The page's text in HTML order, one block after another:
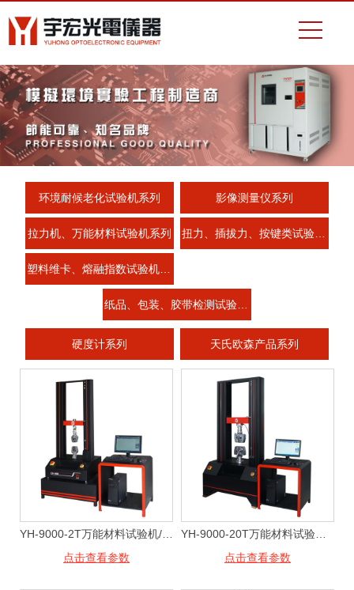
环境耐候老化试验机系列 影像测量仪系列
拉力机、万能材料试验机系列 扭力、插拔力、按键类试验机系列
纸品、包装、胶带检测试验机系列
硬度计系列 天氏欧森产品系列
点击查看参数
点击查看参数